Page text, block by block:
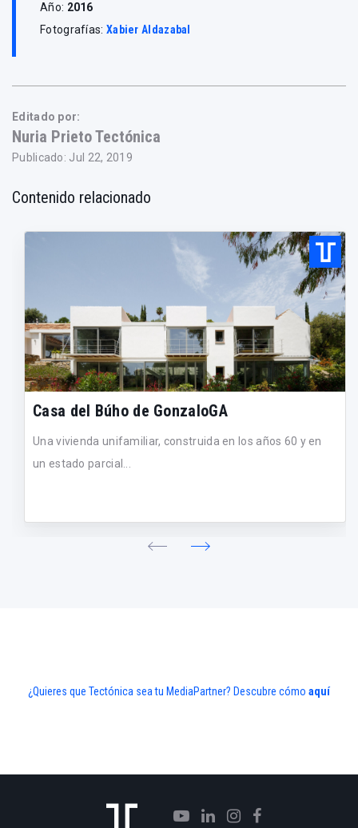
Año: 2016
Fotografías: Xabier Aldazabal
Editado por:
Nuria Prieto Tectónica
Publicado: Jul 22, 2019
Contenido relacionado
Casa del Búho de GonzaloGA
Una vivienda unifamiliar, construida en los años 60 y en
un estado parcial...
¿Quieres que Tectónica sea tu MediaPartner? Descubre cómo aquí